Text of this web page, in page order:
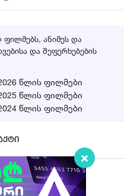
ანიმეს და
და შეფერხებების
წლის ფილმები
წლის ფილმები
წლის ფილმები
2026